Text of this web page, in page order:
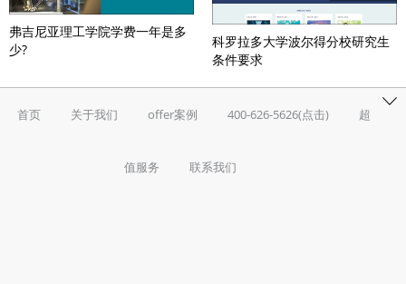
弗吉尼亚理工学院学费一年是多
少?
科罗拉多大学波尔得分校研究生
条件要求
首页 关于我们 offer案例 400-626-5626(点击) 超
值服务 联系我们